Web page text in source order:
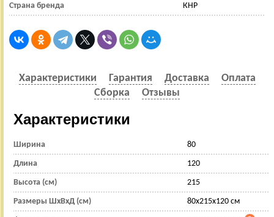
Страна бренда КНР
Характеристики Гарантия Доставка
Оплата
Сборка
Отзывы
Характеристики
Ширина 80
Длина 120
Высота (см) 215
Размеры ШхВхД (см) 80x215x120 см